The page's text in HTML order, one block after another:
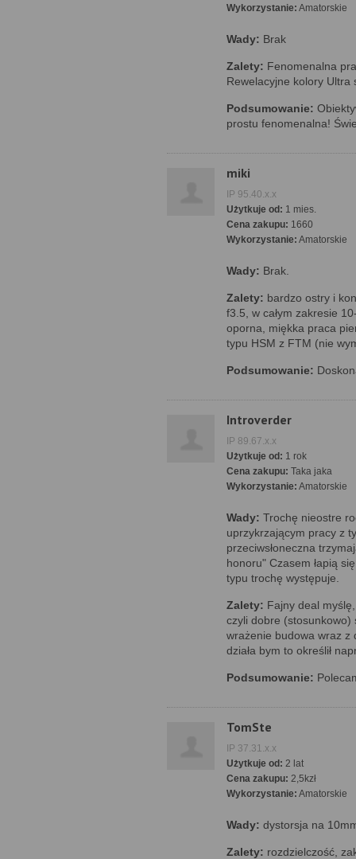
Wykorzystanie: Amatorskie
Wady: Brak
Zalety: Fenomenalna
Rewelacyjne kolory Ultra
Podsumowanie:
prostu fenomenalna!
miki
IP 95.40.x.x
Użytkuje od: 1 mies.
Cena zakupu: 1660
Wykorzystanie: Amatorskie
Wady: Brak.
Zalety: bardzo ostry i
f3.5, w całym zakresie
oporna, miękka praca
typu HSM z FTM (nie
Podsumowanie:
Introverder
IP 89.67.x.x
Użytkuje od: 1 rok
Cena zakupu: Taka jaka
Wykorzystanie: Amatorskie
Wady: Trochę nieostre
uprzykrzającym pracy z
przeciwsłoneczna
honoru" Czasem łapią
typu trochę występuje.
Zalety: Fajny deal
czyli dobre (stosunkowo)
wrażenie budowa wraz z
działa bym to określił
Podsumowanie:
TomSte
IP 37.31.x.x
Użytkuje od: 2 lat
Cena zakupu: 2,5kzł
Wykorzystanie: Amatorskie
Wady: dystorsja na
Zalety: rozdzielczość,